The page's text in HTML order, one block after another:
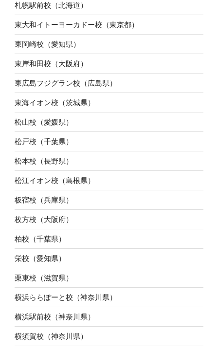
札幌駅前校（北海道）
東大和イトーヨーカドー校（東京都）
東岡崎校（愛知県）
東岸和田校（大阪府）
東広島フジグラン校（広島県）
東海イオン校（茨城県）
松山校（愛媛県）
松戸校（千葉県）
松本校（長野県）
松江イオン校（島根県）
板宿校（兵庫県）
枚方校（大阪府）
柏校（千葉県）
栄校（愛知県）
栗東校（滋賀県）
横浜ららぽーと校（神奈川県）
横浜駅前校（神奈川県）
横須賀校（神奈川県）